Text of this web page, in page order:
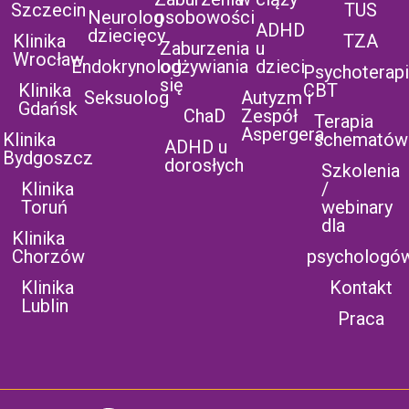
Szczecin
Klinika
Wrocław
Klinika
Gdańsk
Klinika
Bydgoszcz
Klinika
Toruń
Klinika
Chorzów
Klinika
Lublin
Neurolog
dziecięcy
Endokrynolog
Seksuolog
osobowości
Zaburzenia
odżywiania
się
ChaD
ADHD u
dorosłych
ADHD
u
dzieci
Autyzm i
Zespół
Aspergera
TUS
TZA
CBT
Terapia
schematów
Szkolenia
/
webinary
dla
Kontakt
Praca